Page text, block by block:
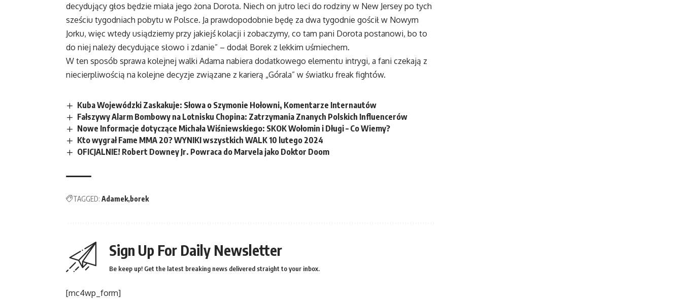
decydujący głos będzie miała jego żona Dorota. Niech on jutro leci do rodziny w New Jersey po tych
sześciu tygodniach pobytu w Polsce. Ja prawdopodobnie będę za dwa tygodnie gościł w Nowym
Jorku, więc wtedy usiądziemy przy jakiejś kolacji i zobaczymy, co tam pani Dorota postanowi, bo to
do niej należy decydujące słowo i zdanie” – dodał Borek z lekkim uśmiechem.
W ten sposób sprawa kolejnej walki Adama nabiera dodatkowego elementu intrygi, a fani czekają z
niecierpliwością na kolejne decyzje związane z karierą „Górala” w światku freak fightów.
Kuba Wojewódzki Zaskakuje: Słowa o Szymonie Hołowni, Komentarze Internautów
Fałszywy Alarm Bombowy na Lotnisku Chopina: Zatrzymania Znanych Polskich Influencerów
Nowe Informacje dotyczące Michała Wiśniewskiego: SKOK Wołomin i Długi – Co Wiemy?
Kto wygrał Fame MMA 20? WYNIKI wszystkich WALK 10 lutego 2024
OFICJALNIE! Robert Downey Jr. Powraca do Marvela jako Doktor Doom
TAGGED: Adamek borek
Sign Up For Daily Newsletter
Be keep up! Get the latest breaking news delivered straight to your inbox.
[mc4wp_form]